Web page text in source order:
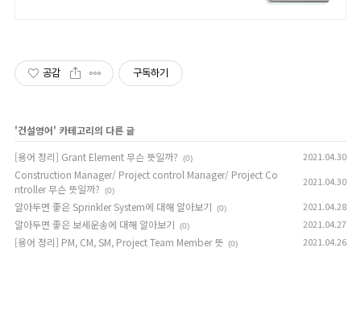
공감 구독하기
'건설영어' 카테고리의 다른 글
[용어 정리] Grant Element 무슨 뜻일까?
(0) 2021.04.30
Construction Manager/ Project control Manager/ Project Co
ntroller 무슨 뜻일까?
(0)
2021.04.30
알아두면 좋은 Sprinkler System에 대해 알아보기 (0) 2021.04.28
알아두면 좋은 보세운송에 대해 알아보기 (0) 2021.04.27
[용어 정리] PM, CM, SM, Project Team Member 뜻 (0) 2021.04.26